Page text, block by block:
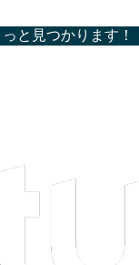
と見つかります！